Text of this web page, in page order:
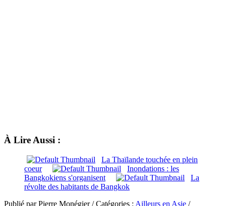
À Lire Aussi :
La Thaïlande touchée en plein
coeur
Inondations : les
Bangkokiens s'organisent
La
révolte des habitants de Bangkok
Publié par Pierre Monégier / Catégories : Ailleurs en Asie /